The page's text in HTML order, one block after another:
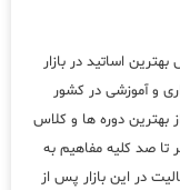
اساتید در بازار
و آموزشی در کشور
بهترین دوره ها و کلاس
صد کلیه مفاهیم به
در این بازار پس از